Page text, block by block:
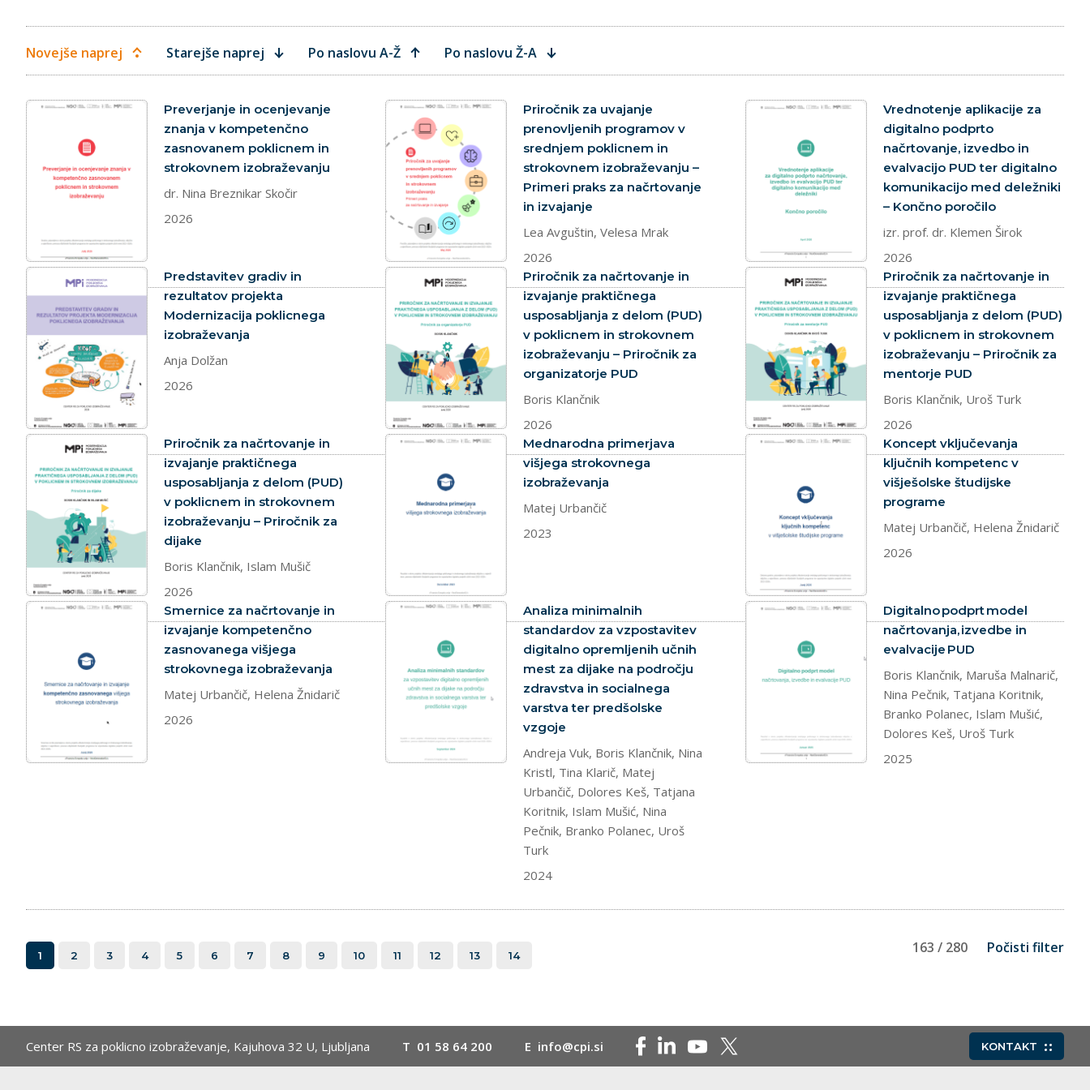
Novejše naprej Starejše naprej Po naslovu A-Ž Po naslovu Ž-A
dokument
Preverjanje in ocenjevanje
znanja v kompetenčno
zasnovanem poklicnem in
strokovnem izobraževanju
dr. Nina Breznikar Skočir
2026
dokument
Priročnik za uvajanje
prenovljenih programov v
srednjem poklicnem in
strokovnem izobraževanju –
Primeri praks za načrtovanje
in izvajanje
Lea Avguštin, Velesa Mrak
2026
dokument
Vrednotenje aplikacije za
digitalno podprto
načrtovanje, izvedbo in
evalvacijo PUD ter digitalno
komunikacijo med deležniki
– Končno poročilo
izr. prof. dr. Klemen Širok
2026
dokument
Predstavitev gradiv in
rezultatov projekta
Modernizacija poklicnega
izobraževanja
Anja Dolžan
2026
dokument
Priročnik za načrtovanje in
izvajanje praktičnega
usposabljanja z delom (PUD)
v poklicnem in strokovnem
izobraževanju – Priročnik za
organizatorje PUD
Boris Klančnik
2026
dokument
Priročnik za načrtovanje in
izvajanje praktičnega
usposabljanja z delom (PUD)
v poklicnem in strokovnem
izobraževanju – Priročnik za
mentorje PUD
Boris Klančnik, Uroš Turk
2026
dokument
Priročnik za načrtovanje in
izvajanje praktičnega
usposabljanja z delom (PUD)
v poklicnem in strokovnem
izobraževanju – Priročnik za
dijake
Boris Klančnik, Islam Mušič
2026
dokument
Mednarodna primerjava
višjega strokovnega
izobraževanja
Matej Urbančič
2023
dokument
Koncept vključevanja
ključnih kompetenc v
višješolske študijske
programe
Matej Urbančič, Helena Žnidarič
2026
dokument
Smernice za načrtovanje in
izvajanje kompetenčno
zasnovanega višjega
strokovnega izobraževanja
Matej Urbančič, Helena Žnidarič
2026
dokument
Analiza minimalnih
standardov za vzpostavitev
digitalno opremljenih učnih
mest za dijake na področju
zdravstva in socialnega
varstva ter predšolske
vzgoje
Andreja Vuk, Boris Klančnik, Nina
Kristl, Tina Klarič, Matej
Urbančič, Dolores Keš, Tatjana
Koritnik, Islam Mušić, Nina
Pečnik, Branko Polanec, Uroš
Turk
2024
dokument
Digitalno podprt model
načrtovanja, izvedbe in
evalvacije PUD
Boris Klančnik, Maruša Malnarič,
Nina Pečnik, Tatjana Koritnik,
Branko Polanec, Islam Mušić,
Dolores Keš, Uroš Turk
2025
1 2 3 4 5 6 7 8 9 10 11 12 13 14 163 / 280 Počisti filter
Center RS za poklicno izobraževanje, Kajuhova 32 U, Ljubljana T 01 58 64 200 E info@cpi.si KONTAKT